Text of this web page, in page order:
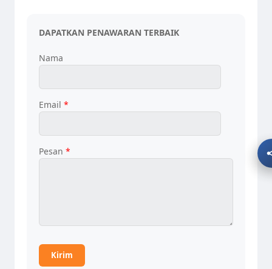
DAPATKAN PENAWARAN TERBAIK
Nama
Email *
Pesan *